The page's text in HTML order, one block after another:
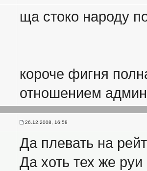
ща стоко народу
короче фигня
отношением
26.12.2008, 16:58
Да плевать на
Да хоть тех же руи